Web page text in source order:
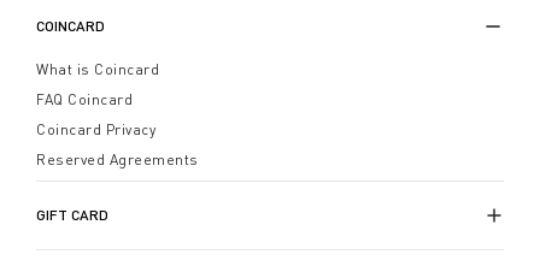
COINCARD
What is Coincard
FAQ Coincard
Coincard Privacy
Reserved Agreements
GIFT CARD